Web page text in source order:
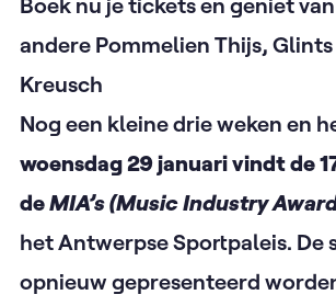
andere Pommelien Thijs, Glints
Kreusch
Nog een kleine drie weken en
woensdag 29 januari vindt de
deMIA’s(Music Industry
het Antwerpse Sportpaleis. De
opnieuw gepresenteerd